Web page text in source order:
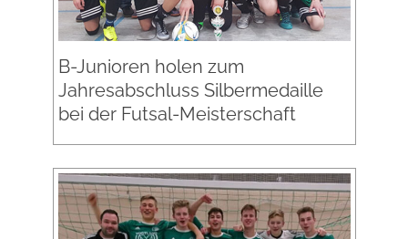
B-Junioren holen zum
Jahresabschluss Silbermedaille
bei der Futsal-Meisterschaft